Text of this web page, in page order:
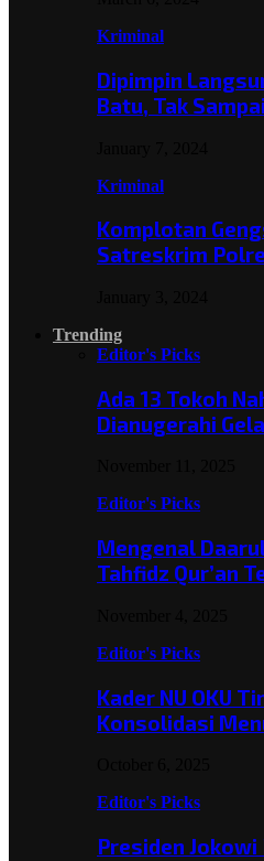
Kriminal
Dipimpin
Batu, Tak
Kriminal
Komplotan
Satreskrim
Trending
Editor's Picks
Ada 13 Tokoh
Dianugerahi
Editor's Picks
Mengenal
Tahfidz Qur’an
Editor's Picks
Kader NU OKU
Konsolidasi
Editor's Picks
Presiden Jokowi